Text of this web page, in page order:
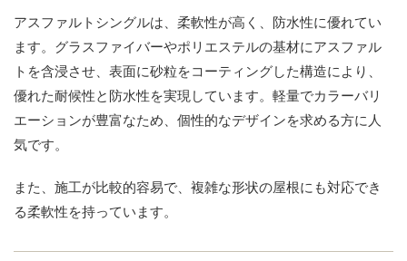
アスファルトシングルは、柔軟性が高く、防水性に優れてい
ます。グラスファイバーやポリエステルの基材にアスファル
トを含浸させ、表面に砂粒をコーティングした構造により、
優れた耐候性と防水性を実現しています。軽量でカラーバリ
エーションが豊富なため、個性的なデザインを求める方に人
気です。
また、施工が比較的容易で、複雑な形状の屋根にも対応でき
る柔軟性を持っています。